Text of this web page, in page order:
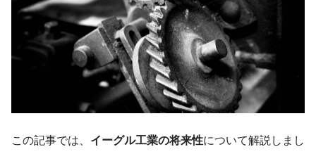
この記事では、 イーグル工業の将来性について解説しまし